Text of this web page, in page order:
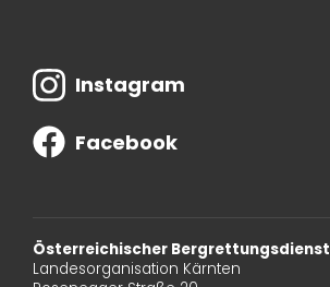
Instagram
Facebook
Österreichischer Bergrettungsdienst
Landesorganisation Kärnten